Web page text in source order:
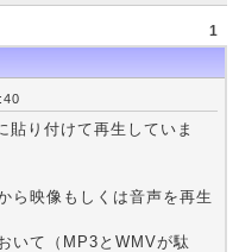
1
り付けて再生していま
ら映像もしくは音声を再生
いて（MP3とWMVが駄